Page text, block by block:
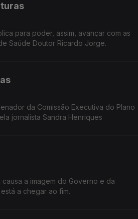
as
de Saúde Doutor Ricardo Jorge.
da Comissão Executiva do Plano
pela jornalista Sandra Henriques
a imagem do Governo e da
a chegar ao fim.